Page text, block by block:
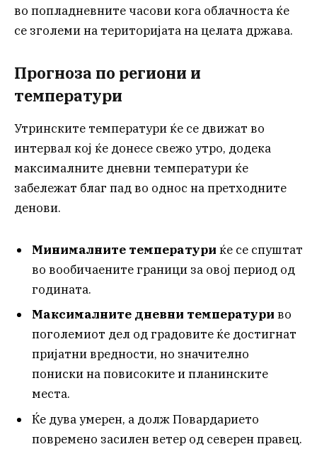
во попладневните часови кога облачноста ќе
се зголеми на територијата на целата држава.
Прогноза по региони и
температури
Утринските температури ќе се движат во
интервал кој ќе донесе свежо утро, додека
максималните дневни температури ќе
забележат благ пад во однос на претходните
денови.
Минималните температури ќе се спуштат
во вообичаените граници за овој период од
годината.
Максималните дневни температури во
поголемиот дел од градовите ќе достигнат
пријатни вредности, но значително
пониски на повисоките и планинските
места.
Ќе дува умерен, а долж Повардарието
повремено засилен ветер од северен правец.